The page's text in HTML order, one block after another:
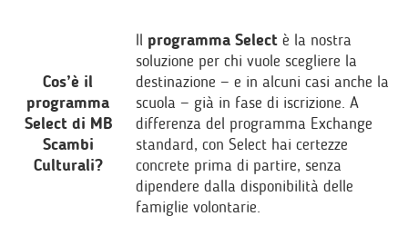
Cos’è il
programma
Select di MB
Scambi
Culturali?
Il programma Select è la nostra
soluzione per chi vuole scegliere la
destinazione — e in alcuni casi anche la
scuola — già in fase di iscrizione. A
differenza del programma Exchange
standard, con Select hai certezze
concrete prima di partire, senza
dipendere dalla disponibilità delle
famiglie volontarie.